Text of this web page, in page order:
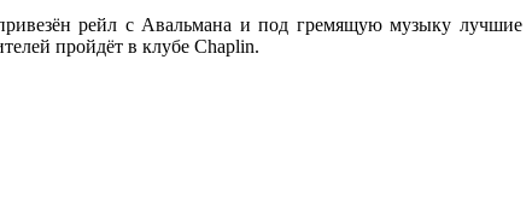
рейл с Авальмана и под гремящую музыку лучшие
пройдёт в клубе Chaplin.